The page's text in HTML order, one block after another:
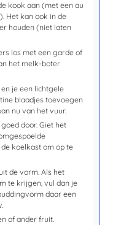
kook aan (met een au
Het kan ook in de
houden (niet laten
los met een garde of
het melk-boter
je een lichtgele
blaadjes toevoegen
nu van het vuur.
door. Giet het
koelkast om op te
de vorm. Als het
te krijgen, vul dan je
daar een
of ander fruit.